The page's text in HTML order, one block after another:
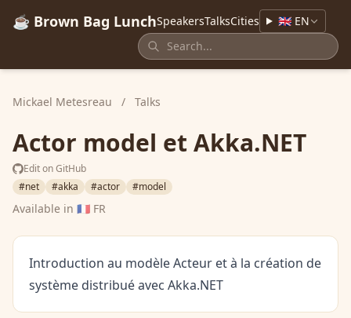
☕ Brown Bag LunchSpeakersTalksCities 🇬🇧 EN
Mickael Metesreau / Talks
Actor model et Akka.NET
Edit on GitHub
#net
#akka #actor #model
Available in 🇫🇷 FR
Introduction au modèle Acteur et à la création de
système distribué avec Akka.NET